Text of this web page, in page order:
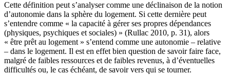
Cette définition peut s’analyser comme une déclinaison de la notion
d’autonomie dans la sphère du logement. Si cette dernière peut
s’entendre comme « la capacité à gérer ses propres dépendances
(physiques, psychiques et sociales) » (Rullac 2010, p. 31), alors
« être prêt au logement » s’entend comme une autonomie – relative
– dans le logement. Il est en effet bien question de savoir faire face,
malgré de faibles ressources et de faibles revenus, à d’éventuelles
difficultés ou, le cas échéant, de savoir vers qui se tourner.